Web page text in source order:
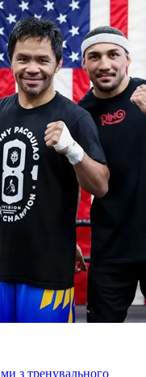
з тренувального